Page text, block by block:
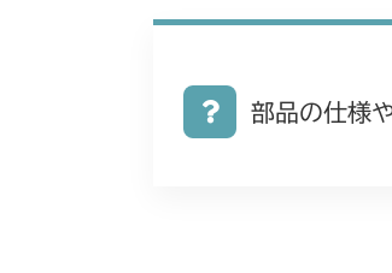
部品の仕様